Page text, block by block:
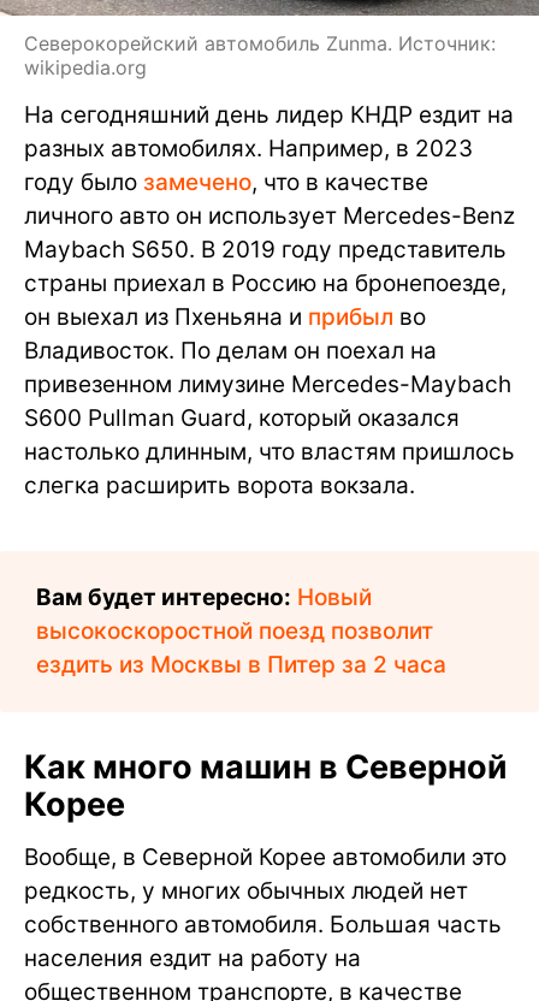
Северокорейский автомобиль Zunma. Источник:
wikipedia.org
На сегодняшний день лидер КНДР ездит на
разных автомобилях. Например, в 2023
году было замечено, что в качестве
личного авто он использует Mercedes-Benz
Maybach S650. В 2019 году представитель
страны приехал в Россию на бронепоезде,
он выехал из Пхеньяна и прибыл во
Владивосток. По делам он поехал на
привезенном лимузине Mercedes-Maybach
S600 Pullman Guard, который оказался
настолько длинным, что властям пришлось
слегка расширить ворота вокзала.
Вам будет интересно: Новый
высокоскоростной поезд позволит
ездить из Москвы в Питер за 2 часа
Как много машин в Северной
Корее
Вообще, в Северной Корее автомобили это
редкость, у многих обычных людей нет
собственного автомобиля. Большая часть
населения ездит на работу на
общественном транспорте, в качестве